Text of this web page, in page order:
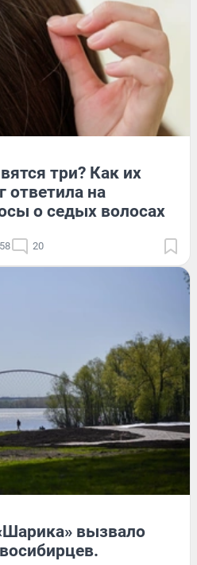
три? Как их
ответила на
о седых волосах
20
вызвало